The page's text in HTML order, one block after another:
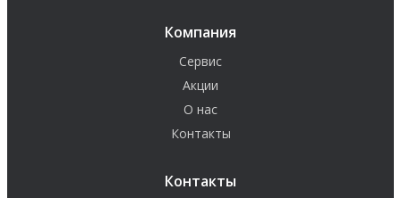
Компания
Сервис
Акции
О нас
Контакты
Контакты